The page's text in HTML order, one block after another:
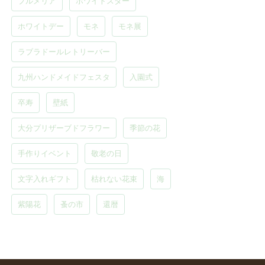
ホワイトデー モネ モネ展
ラブラドールレトリーバー
九州ハンドメイドフェスタ 入園式
卒寿 壁紙
大分プリザーブドフラワー 季節の花
手作りイベント 敬老の日
文字入れギフト 枯れない花束 海
紫陽花 蚤の市 還暦